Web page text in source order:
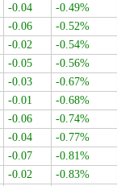
-0.04 -0.49%
-0.06 -0.52%
-0.02 -0.54%
-0.05 -0.56%
-0.03 -0.67%
-0.01 -0.68%
-0.06 -0.74%
-0.04 -0.77%
-0.07 -0.81%
-0.02 -0.83%